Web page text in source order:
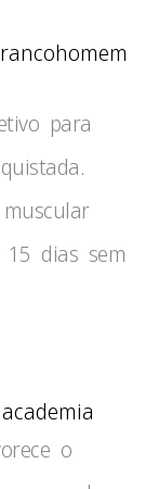
homem
para
15 dias sem
o